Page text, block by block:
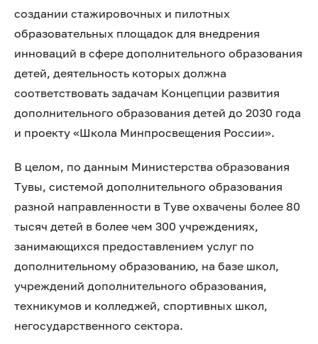
создании стажировочных и пилотных
образовательных площадок для внедрения
инноваций в сфере дополнительного образования
детей, деятельность которых должна
соответствовать задачам Концепции развития
дополнительного образования детей до 2030 года
и проекту «Школа Минпросвещения России».
В целом, по данным Министерства образования
Тувы, системой дополнительного образования
разной направленности в Туве охвачены более 80
тысяч детей в более чем 300 учреждениях,
занимающихся предоставлением услуг по
дополнительному образованию, на базе школ,
учреждений дополнительного образования,
техникумов и колледжей, спортивных школ,
негосударственного сектора.